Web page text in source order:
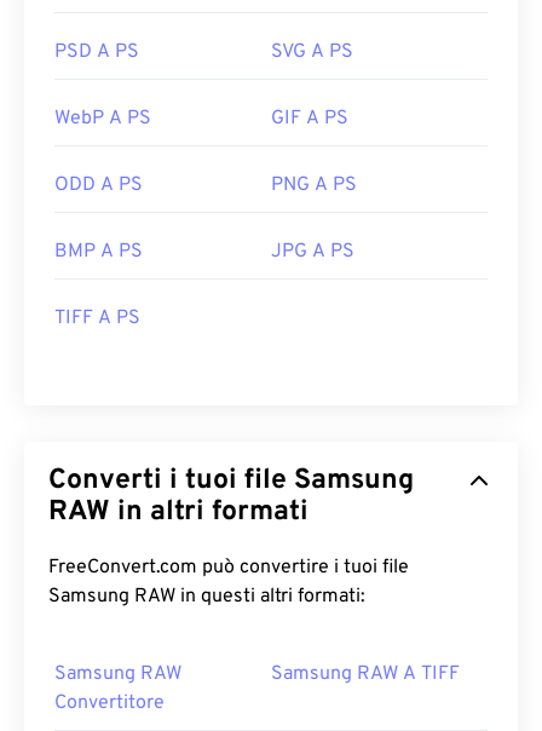
PSD A PS SVG A PS
WebP A PS GIF A PS
ODD A PS PNG A PS
BMP A PS JPG A PS
TIFF A PS
Converti i tuoi file Samsung
RAW in altri formati
FreeConvert.com può convertire i tuoi file
Samsung RAW in questi altri formati:
Samsung RAW
Convertitore
Samsung RAW A TIFF